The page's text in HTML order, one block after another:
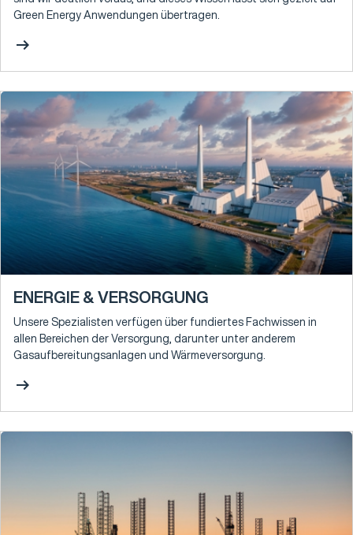
Green Energy Anwendungen übertragen.
arrow_right_alt
ENERGIE & VERSORGUNG
Unsere Spezialisten verfügen über fundiertes Fachwissen in
allen Bereichen der Versorgung, darunter unter anderem
Gasaufbereitungsanlagen und Wärmeversorgung.
arrow_right_alt